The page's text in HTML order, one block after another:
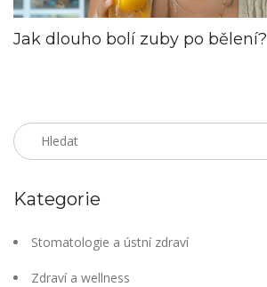
Jak dlouho bolí zuby po bělení?
Kategorie
Stomatologie a ústní zdraví
Zdraví a wellness